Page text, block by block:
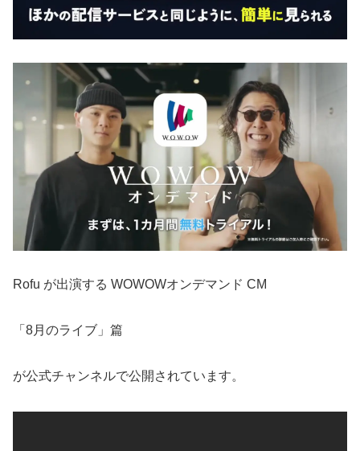
Rofu が出演する WOWOWオンデマンド CM
「8月のライブ」篇
が公式チャンネルで公開されています。